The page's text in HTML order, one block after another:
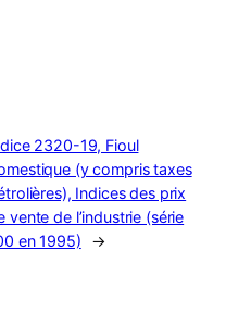
2320-19, Fioul
(y compris taxes
Indices des prix
vente de l’industrie (série
en 1995)
→